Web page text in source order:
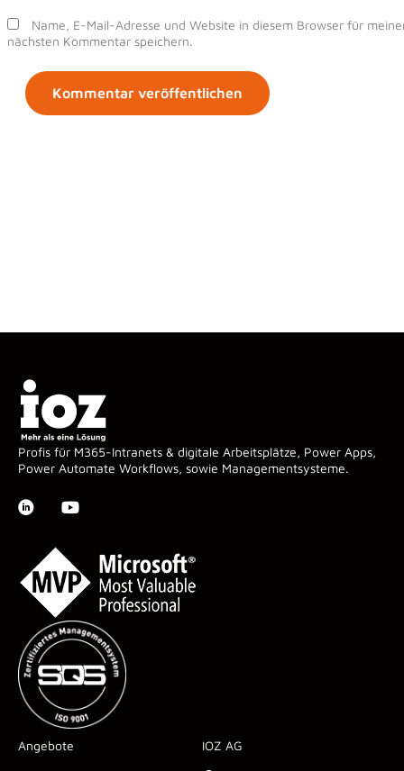
Name, E-Mail-Adresse und Website in diesem Browser für
nächsten Kommentar speichern.
Profis für M365-Intranets & digitale Arbeitsplätze, Power Apps,
Power Automate Workflows, sowie Managementsysteme.
Angebote IOZ AG